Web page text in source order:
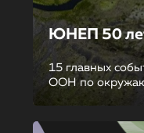
ЮНЕП 50
15 главных
ООН по